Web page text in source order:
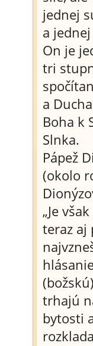
jednej
a
On je
tri
a
Boha k
Slnka.
Pápež
(okolo
„Je
teraz aj
trhajú
bytosti